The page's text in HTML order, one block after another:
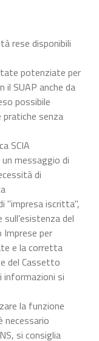
rese disponibili
potenziate per
il SUAP anche da
possibile
senza
SCIA
messaggio di
di
"impresa iscritta",
del
Imprese per
e la corretta
del Cassetto
informazioni si
la funzione
necessario
si consiglia